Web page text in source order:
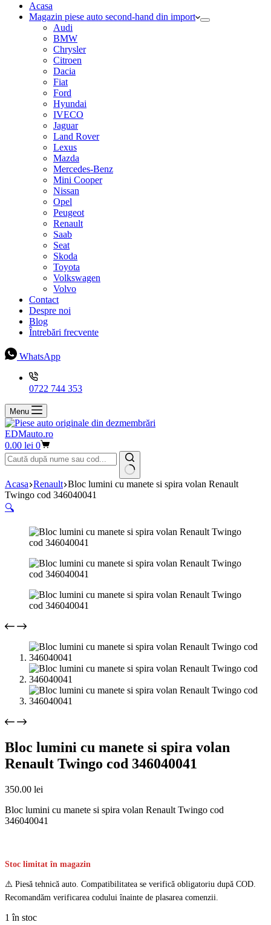
cumpărături
Acasa
Magazin piese auto second-hand din import
Audi
BMW
Chrysler
Citroen
Dacia
Fiat
Ford
Hyundai
IVECO
Jaguar
Land Rover
Lexus
Mazda
Mercedes-Benz
Mini Cooper
Nissan
Opel
Peugeot
Renault
Saab
Seat
Skoda
Toyota
Volkswagen
Volvo
Contact
Despre noi
Blog
Întrebări frecvente
WhatsApp
0722 744 353
Menu
EDMauto.ro
Coș
de
cumpărături
0.00 lei 0
Niciun
rezultat
Acasa Renault Bloc lumini cu manete si spira volan Renault
Twingo cod 346040041
🔍
Bloc lumini cu manete si spira volan
Renault Twingo cod 346040041
350.00 lei
Bloc lumini cu manete si spira volan Renault Twingo cod
346040041
Stoc limitat în magazin
⚠️ Piesă tehnică auto. Compatibilitatea se verifică obligatoriu după COD.
Recomandăm verificarea codului înainte de plasarea comenzii.
1 în stoc